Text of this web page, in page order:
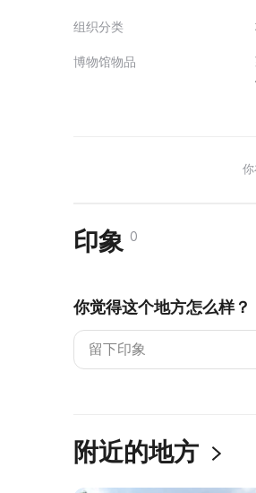
组织分类
博物馆物品
印象 0
你觉得这个地方怎么样？
附近的地方